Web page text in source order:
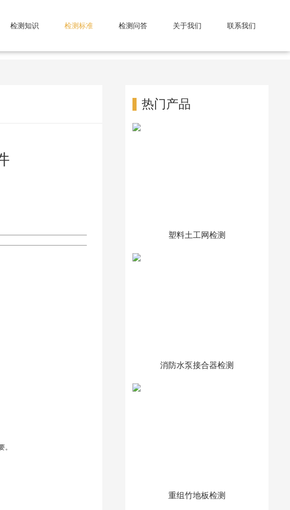
检测知识 检测标准 检测问答 关于我们 联系我们
。
热门产品
塑料土工网检测
消防水泵接合器检测
重组竹地板检测